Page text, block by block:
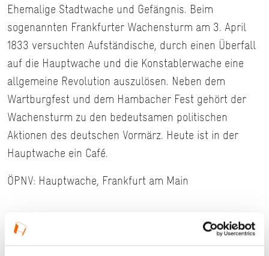
Ehemalige Stadtwache und Gefängnis. Beim
sogenannten Frankfurter Wachensturm am 3. April
1833 versuchten Aufständische, durch einen Überfall
auf die Hauptwache und die Konstablerwache eine
allgemeine Revolution auszulösen. Neben dem
Wartburgfest und dem Hambacher Fest gehört der
Wachensturm zu den bedeutsamen politischen
Aktionen des deutschen Vormärz. Heute ist in der
Hauptwache ein Café.
ÖPNV: Hauptwache, Frankfurt am Main
Ort und Anfahrt